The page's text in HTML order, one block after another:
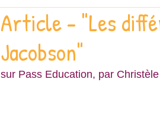
Article - "Les
Jacobson"
sur Pass Education, par